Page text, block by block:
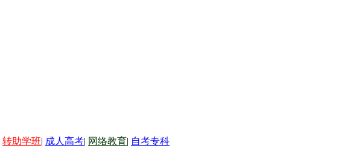
转助学班| 成人高考| 网络教育| 自考专科